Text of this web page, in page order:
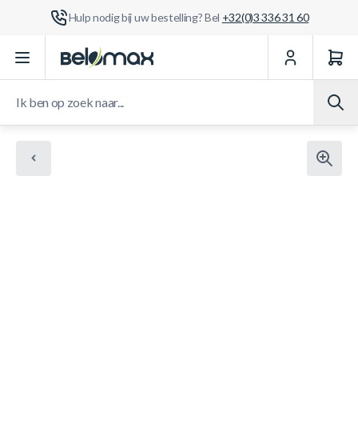
Hulp nodig bij uw bestelling? Bel +32(0)3 336 31 60
Ga naar de inhoud